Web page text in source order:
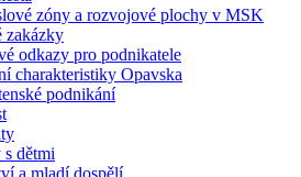
zóny a rozvojové plochy v MSK
zakázky
odkazy pro podnikatele
charakteristiky Opavska
podnikání
dětmi